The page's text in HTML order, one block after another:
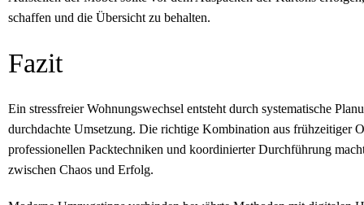
schaffen und die Übersicht zu behalten.
Fazit
Ein stressfreier Wohnungswechsel entsteht durch systematische
durchdachte Umsetzung. Die richtige Kombination aus frühzeitiger
professionellen Packtechniken und koordinierter Durchführung
zwischen Chaos und Erfolg.